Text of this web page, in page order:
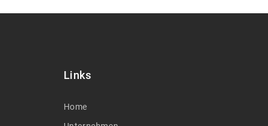
Links
Home